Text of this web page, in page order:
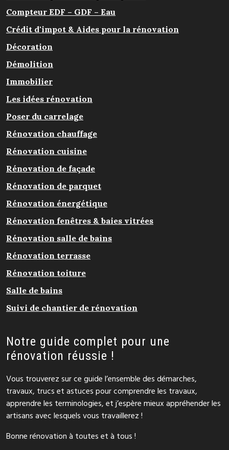
Compteur EDF – GDF – Eau
Crédit d'impot & Aides pour la rénovation
Décoration
Démolition
Immobilier
Les idées rénovation
Poser du carrelage
Rénovation chauffage
Rénovation cuisine
Rénovation de façade
Rénovation de parquet
Rénovation énergétique
Rénovation fenêtres & baies vitrées
Rénovation salle de bains
Rénovation terrasse
Rénovation toiture
Salle de bains
Suivi de chantier de rénovation
Notre guide complet pour une
rénovation réussie !
Vous trouverez sur ce guide l’ensemble des démarches,
travaux, trucs et astuces pour comprendre les travaux,
apprendre les terminologies, et j’espère mieux appréhender les
artisans avec lesquels vous travaillerez !
Bonne rénovation à toutes et à tous !